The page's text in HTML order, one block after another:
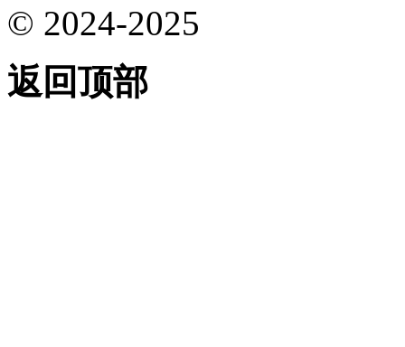
© 2024-2025
返回顶部